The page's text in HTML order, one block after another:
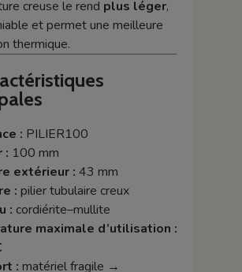
creuse le rend plus léger,
et permet une meilleure
thermique.
: PILIER100
: 100 mm
extérieur : 43 mm
: pilier tubulaire creux
: cordiérite–mullite
maximale d’utilisation :
: matériel fragile →